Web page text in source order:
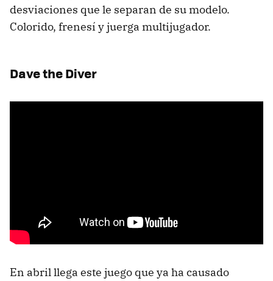
desviaciones que le separan de su modelo.
Colorido, frenesí y juerga multijugador.
Dave the Diver
En abril llega este juego que ya ha causado